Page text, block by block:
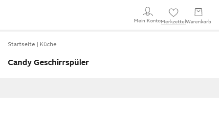
Mein KontoMerkzettel Warenkorb
Startseite Küche
Candy Geschirrspüler